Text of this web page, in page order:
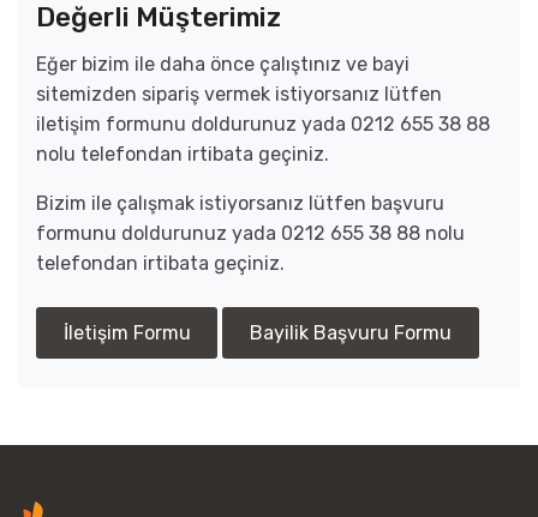
Değerli Müşterimiz
Eğer bizim ile daha önce çalıştınız ve bayi
sitemizden sipariş vermek istiyorsanız lütfen
iletişim formunu doldurunuz yada 0212 655 38 88
nolu telefondan irtibata geçiniz.
Bizim ile çalışmak istiyorsanız lütfen başvuru
formunu doldurunuz yada 0212 655 38 88 nolu
telefondan irtibata geçiniz.
İletişim Formu Bayilik Başvuru Formu